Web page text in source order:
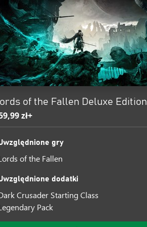
znacznie poprawiającą ogólne
znacznemu zwiększeniu
nowych linii zadań i trybów
of the Fallen Deluxe Edition
zł+
gry
of the Fallen
dodatki
Crusader Starting Class
Pack